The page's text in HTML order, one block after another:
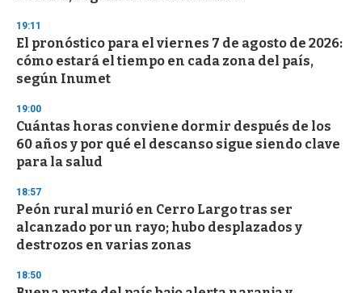
19:11
El pronóstico para el viernes 7 de agosto de 2026:
cómo estará el tiempo en cada zona del país,
según Inumet
19:00
Cuántas horas conviene dormir después de los
60 años y por qué el descanso sigue siendo clave
para la salud
18:57
Peón rural murió en Cerro Largo tras ser
alcanzado por un rayo; hubo desplazados y
destrozos en varias zonas
18:50